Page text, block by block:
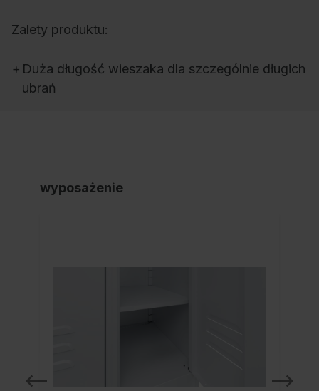
Zalety produktu:
+ Duża długość wieszaka dla szczególnie długich
ubrań
wyposażenie